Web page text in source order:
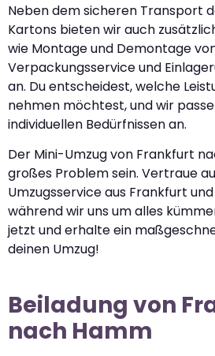
Neben dem sicheren Transport
Kartons bieten wir auch
wie Montage und Demontage
Verpackungsservice und
an. Du entscheidest, welche
nehmen möchtest, und wir
individuellen Bedürfnissen an.
Der Mini-Umzug von Frankfurt
großes Problem sein. Vertraue
Umzugsservice aus Frankfurt
während wir uns um alles
jetzt und erhalte ein
deinen Umzug!
Beiladung von
nach Hamm